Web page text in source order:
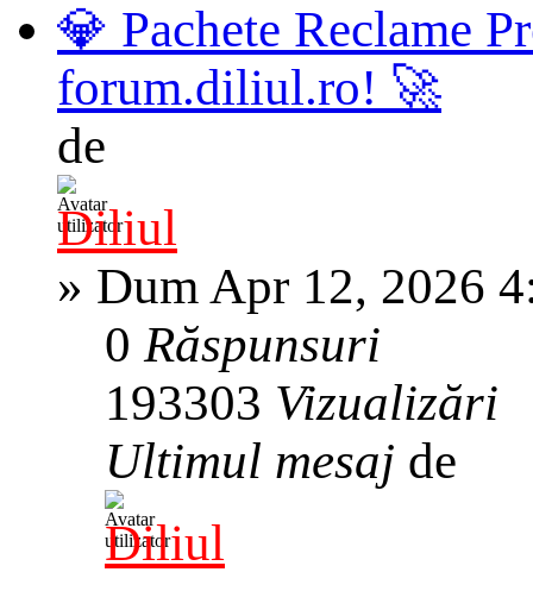
💎 Pachete Reclame
forum.diliul.ro! 🚀
de
Diliul
» Dum Apr 12, 2026
0Răspunsuri
193303 Vizualizări
Ultimul mesaj de
Diliul